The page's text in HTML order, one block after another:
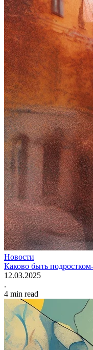
Новости
Каково быть
12.03.2025
.
4 min read